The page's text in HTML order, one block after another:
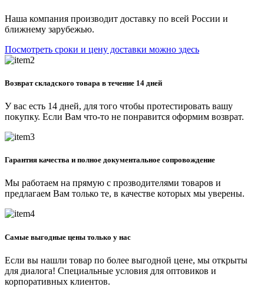
Наша компания производит доставку по всей России и
ближнему зарубежью.
Посмотреть сроки и цену доставки можно здесь
Возврат складского товара в течение 14 дней
У вас есть 14 дней, для того чтобы протестировать вашу
покупку. Если Вам что-то не понравится оформим возврат.
Гарантия качества и полное документальное сопровождение
Мы работаем на прямую с прозводителями товаров и
предлагаем Вам только те, в качестве которых мы уверены.
Самые выгодные цены только у нас
Если вы нашли товар по более выгодной цене, мы открыты
для диалога! Специальные условия для оптовиков и
корпоративных клиентов.